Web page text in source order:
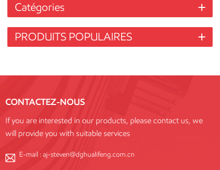
Catégories
PRODUITS POPULAIRES
CONTACTEZ-NOUS
If you are interested in our products, please contact us, we
will provide you with suitable services
E-mail :aj-steven@dghualifeng.com.cn